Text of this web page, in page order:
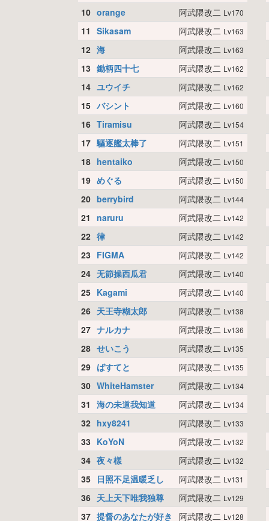
10 orange 阿武隈改二 Lv170
11 Sikasam 阿武隈改二 Lv163
12 海 阿武隈改二 Lv163
13 鋤柄四十七 阿武隈改二 Lv162
14 ユウイチ 阿武隈改二 Lv162
15 バシント 阿武隈改二 Lv160
16 Tiramisu 阿武隈改二 Lv154
17 驅逐艦太棒了 阿武隈改二 Lv151
18 hentaiko 阿武隈改二 Lv150
19 めぐる 阿武隈改二 Lv150
20 berrybird 阿武隈改二 Lv144
21 naruru 阿武隈改二 Lv142
22 律 阿武隈改二 Lv142
23 FIGMA 阿武隈改二 Lv142
24 无節操西瓜君 阿武隈改二 Lv140
25 Kagami 阿武隈改二 Lv140
26 天王寺糊太郎 阿武隈改二 Lv138
27 ナルカナ 阿武隈改二 Lv136
28 せいこう 阿武隈改二 Lv135
29 ばすてと 阿武隈改二 Lv135
30 WhiteHamster 阿武隈改二 Lv134
31 海の未道我知道 阿武隈改二 Lv134
32 hxy8241 阿武隈改二 Lv133
33 KoYoN 阿武隈改二 Lv132
34 夜々樣 阿武隈改二 Lv132
35 日照不足温暖乏し 阿武隈改二 Lv131
36 天上天下唯我独尊 阿武隈改二 Lv129
37 提督のあなたが好き 阿武隈改二 Lv128